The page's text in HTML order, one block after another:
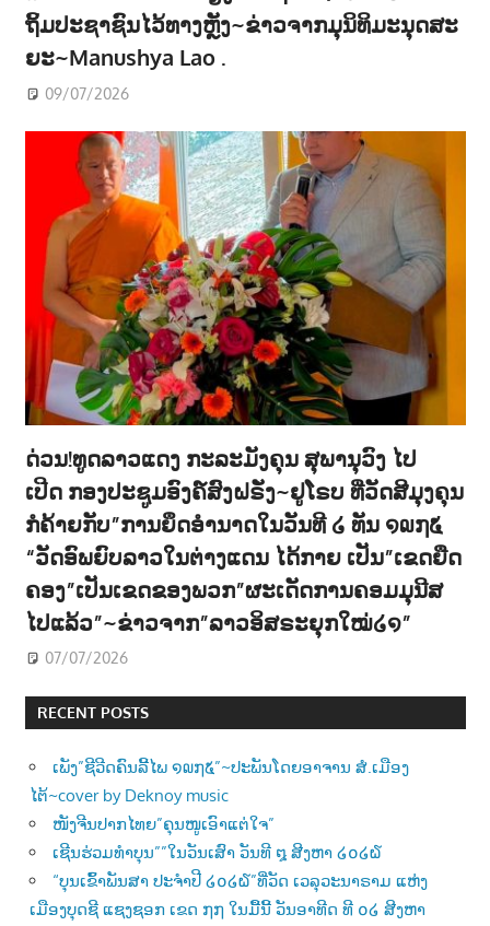
ຖິ້ມປະຊາຊົນໄວ້ທາງຫຼັງ~ຂ່າວຈາກມຸນິທິມະນຸດສະ
ຍະ~Manushya Lao .
09/07/2026
ດ່ວນ!ທູດລາວແດງ ກະລະມັງຄຸນ ສຸພານຸວົງ ໄປ
ເປີດ ກອງປະຊູມອົງຄ໌ສົງຝຣັ່ງ~ຢູໂຣບ ທີ່ວັດສີມຸງຄຸນ
ກໍຄ້າຍກັບ”ການຍຶດອຳນາດໃນວັນທີ ໒ ທັນ ໑໙໗໕
“ວັດອົພຍົບລາວໃນຕ່າງແດນ ໄດ້ກາຍ ເປັນ”ເຂດຍືດ
ຄອງ”ເປັນເຂດຂອງພວກ”ຜະເດັດການຄອມມຸນີສ
ໄປແລ້ວ”~ຂ່າວຈາກ”ລາວອິສຣະຍຸກໃໝ່໒໑”
07/07/2026
RECENT POSTS
ເພັງ”ຊີວີດຄົນລີ້ໄພ ໑໙໗໕”~ປະພັນໂດຍອາຈານ ສໍ.ເມືອງ
ໄຕ້~cover by Deknoy music
ໜັງຈີນປາກໄທຍ”ຄຸນໜູເອົາແຕ່ໃຈ”
ເຊີນຮ່ວມທຳບຸນ””ໃນວັນເສົາ ວັນທີ ໘ ສີງຫາ ໒໐໒໖
“ບຸນເຂົ້າພັນສາ ປະຈຳປີ ໒໐໒໖”ທີ່ວັດ ເວລຸວະນາຣາມ ແຫ່ງ
ເມືອງບຸດຊີ ແຊງຊອກ ເຂດ ໗໗ ໃນມື້ນີ້ ວັນອາທີດ ທີ ໐໒ ສີງຫາ